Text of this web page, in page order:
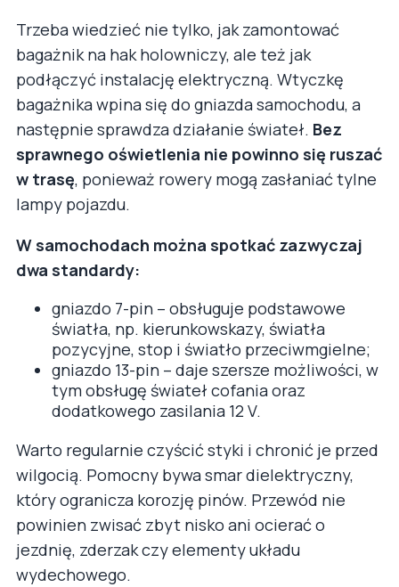
Trzeba wiedzieć nie tylko, jak zamontować
bagażnik na hak holowniczy, ale też jak
podłączyć instalację elektryczną. Wtyczkę
bagażnika wpina się do gniazda samochodu, a
następnie sprawdza działanie świateł. Bez
sprawnego oświetlenia nie powinno się ruszać
w trasę, ponieważ rowery mogą zasłaniać tylne
lampy pojazdu.
W samochodach można spotkać zazwyczaj
dwa standardy:
gniazdo 7-pin – obsługuje podstawowe
światła, np. kierunkowskazy, światła
pozycyjne, stop i światło przeciwmgielne;
gniazdo 13-pin – daje szersze możliwości, w
tym obsługę świateł cofania oraz
dodatkowego zasilania 12 V.
Warto regularnie czyścić styki i chronić je przed
wilgocią. Pomocny bywa smar dielektryczny,
który ogranicza korozję pinów. Przewód nie
powinien zwisać zbyt nisko ani ocierać o
jezdnię, zderzak czy elementy układu
wydechowego.